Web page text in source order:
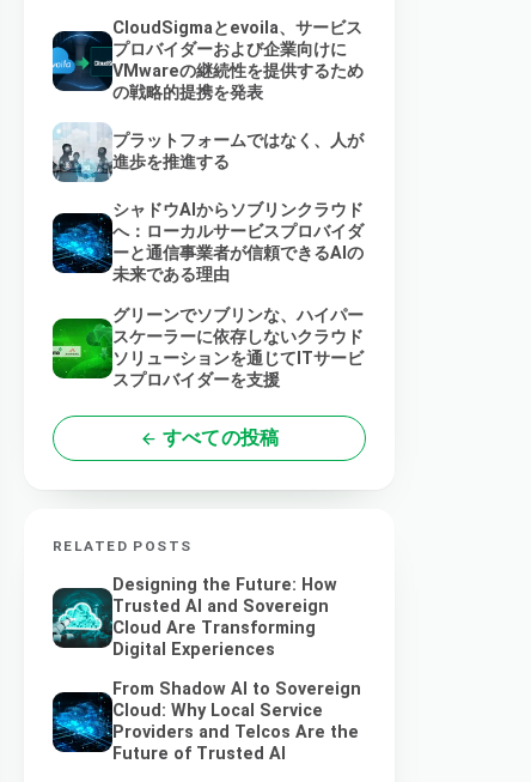
CloudSigmaとevoila、サービス
プロバイダーおよび企業向けに
VMwareの継続性を提供するため
の戦略的提携を発表
プラットフォームではなく、人が
進歩を推進する
シャドウAIからソブリンクラウド
へ：ローカルサービスプロバイダ
ーと通信事業者が信頼できるAIの
未来である理由
グリーンでソブリンな、ハイパー
スケーラーに依存しないクラウド
ソリューションを通じてITサービ
スプロバイダーを支援
すべての投稿
RELATED POSTS
Designing the Future: How
Trusted AI and Sovereign
Cloud Are Transforming
Digital Experiences
From Shadow AI to Sovereign
Cloud: Why Local Service
Providers and Telcos Are the
Future of Trusted AI